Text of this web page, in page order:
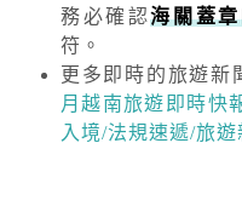
務必確認海關蓋
符。
更多即時的旅遊新
月越南旅遊即時快
入境/法規速遞/旅